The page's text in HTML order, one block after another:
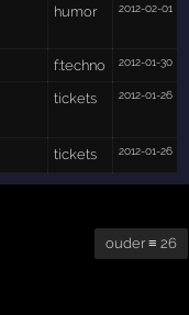
humor 2012-02-01
f:techno 2012-01-30
tickets 2012-01-26
tickets 2012-01-26
ouder ≡ 26